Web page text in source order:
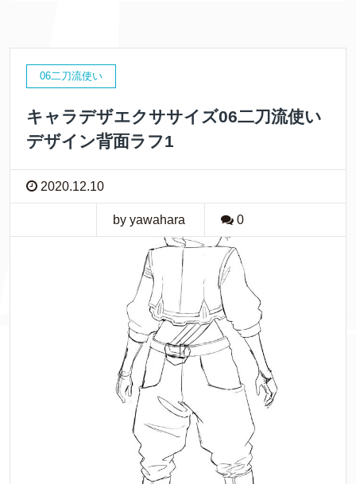
06二刀流使い
キャラデザエクササイズ06二刀流使い
デザイン背面ラフ1
2020.12.10
by yawahara 0